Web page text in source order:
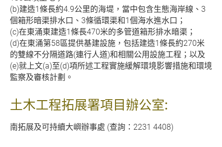
(b)建造1條長約4.9公里的海堤，當中包含生態海岸線、3
個箱形暗渠排水口、3條循環渠和1個海水進水口；
(c)在東涌東建造1條長470米的多管道箱形排水暗渠；
(d)在東涌第58區提供基建設施，包括建造1條長約270米
的雙線不分隔道路(連行人道)和相關公用設施工程；以及
(e)就上文(a)至(d)項所述工程實施緩解環境影響措施和環境
監察及審核計劃。
土木工程拓展署項目辦公室:
南拓展及可持續大嶼辦事處 (查詢：2231 4408)